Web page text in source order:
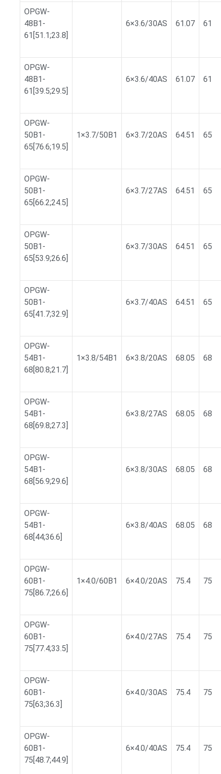
OPGW-
48B1-
61[51.1;23.8]
6×3.6/30AS 61.07 61
OPGW-
48B1-
61[39.5;29.5]
6×3.6/40AS 61.07 61
OPGW-
50B1-
65[76.6;19.5]
1×3.7/50B1 6×3.7/20AS 64.51 65
OPGW-
50B1-
65[66.2;24.5]
6×3.7/27AS 64.51 65
OPGW-
50B1-
65[53.9;26.6]
6×3.7/30AS 64.51 65
OPGW-
50B1-
65[41.7;32.9]
6×3.7/40AS 64.51 65
OPGW-
54B1-
68[80.8;21.7]
1×3.8/54B1 6×3.8/20AS 68.05 68
OPGW-
54B1-
68[69.8;27.3]
6×3.8/27AS 68.05 68
OPGW-
54B1-
68[56.9;29.6]
6×3.8/30AS 68.05 68
OPGW-
54B1-
68[44;36.6]
6×3.8/40AS 68.05 68
OPGW-
60B1-
75[86.7;26.6]
1×4.0/60B1 6×4.0/20AS 75.4 75
OPGW-
60B1-
75[77.4;33.5]
6×4.0/27AS 75.4 75
OPGW-
60B1-
75[63;36.3]
6×4.0/30AS 75.4 75
OPGW-
60B1-
75[48.7;44.9]
6×4.0/40AS 75.4 75